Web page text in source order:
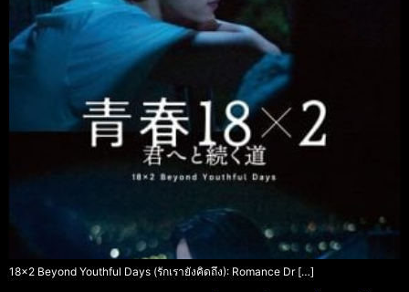
18×2 Beyond Youthful Days (รักเรายังคิดถึง): Romance Dr […]